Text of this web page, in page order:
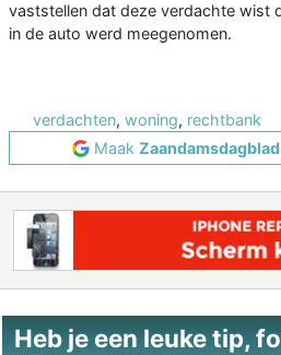
vaststellen dat deze verdachte wist
in de auto werd meegenomen.
verdachten, woning, rechtbank
Maak Zaandamsdagblad
Heb je een leuke tip,